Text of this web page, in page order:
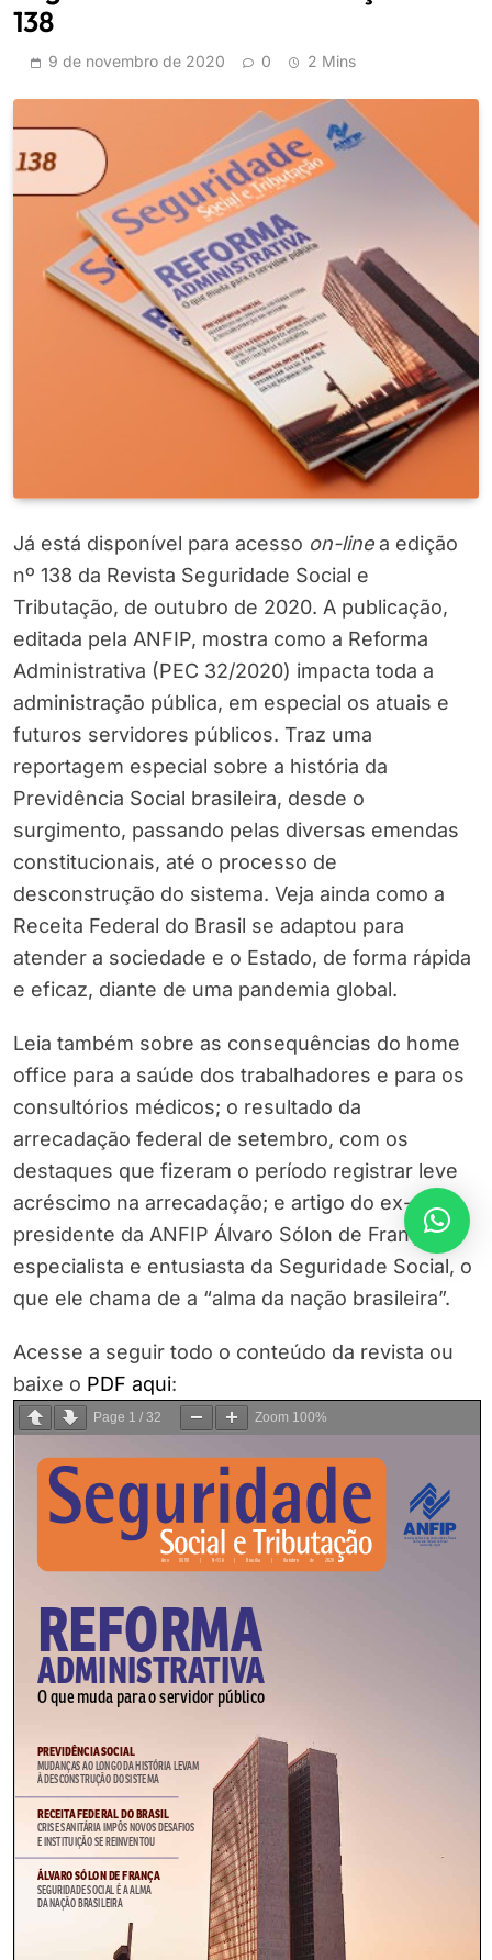
138
9 de novembro de 2020 0 2 Mins
Já está disponível para acesso on-linea edição
nº 138 da Revista Seguridade Social e
Tributação, de outubro de 2020. A publicação,
editada pela ANFIP, mostra como a Reforma
Administrativa (PEC 32/2020) impacta toda a
administração pública, em especial os atuais e
futuros servidores públicos. Traz uma
reportagem especial sobre a história da
Previdência Social brasileira, desde o
surgimento, passando pelas diversas emendas
constitucionais, até o processo de
desconstrução do sistema. Veja ainda como a
Receita Federal do Brasil se adaptou para
atender a sociedade e o Estado, de forma rápida
e eficaz, diante de uma pandemia global.
Leia também sobre as consequências do home
office para a saúde dos trabalhadores e para os
consultórios médicos; o resultado da
arrecadação federal de setembro, com os
destaques que fizeram o período registrar leve
acréscimo na arrecadação; e artigo do ex-
presidente da ANFIP Álvaro Sólon de França,
especialista e entusiasta da Seguridade Social, o
que ele chama de a “alma da nação brasileira”.
Acesse a seguir todo o conteúdo da revista ou
baixe o PDF aqui:
Page 1 / 32 Zoom 100%